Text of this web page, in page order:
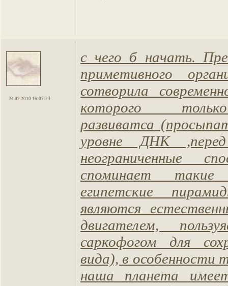
24.02.2010 16:07:23
с чего б начать.
приметивного
сотворила
которого
развиватса
уровне ДНК
неограниченные
споминает
египетские
являются
двигателем,
саркофогом для
вида), в особенности
наша планета